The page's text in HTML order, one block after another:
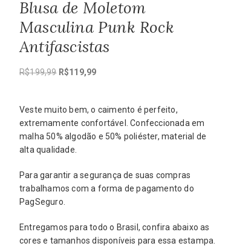
Blusa de Moletom
Masculina Punk Rock
Antifascistas
R$199,99 O
era:
R$199,99.
R$119,99O
é:
R$119,99.
Veste muito bem, o caimento é perfeito,
extremamente confortável. Confeccionada em
malha 50% algodão e 50% poliéster, material de
alta qualidade.
Para garantir a segurança de suas compras
trabalhamos com a forma de pagamento do
PagSeguro.
Entregamos para todo o Brasil, confira abaixo as
cores e tamanhos disponíveis para essa estampa.